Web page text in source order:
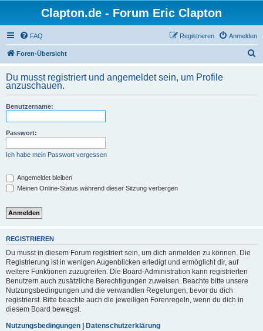
Clapton.de - Forum Eric Clapton
FAQ Anmelden
Registrieren
Foren-Übersicht
h
Du musst registriert und angemeldet sein, um Profile
anzuschauen.
Benutzername:
Passwort:
Ich habe mein Passwort vergessen
Angemeldet bleiben
Meinen Online-Status während dieser Sitzung verbergen
REGISTRIEREN
Du musst in diesem Forum registriert sein, um dich anmelden zu können. Die
Registrierung ist in wenigen Augenblicken erledigt und ermöglicht dir, auf
weitere Funktionen zuzugreifen. Die Board-Administration kann registrierten
Benutzern auch zusätzliche Berechtigungen zuweisen. Beachte bitte unsere
Nutzungsbedingungen und die verwandten Regelungen, bevor du dich
registrierst. Bitte beachte auch die jeweiligen Forenregeln, wenn du dich in
diesem Board bewegst.
Nutzungsbedingungen | Datenschutzerklärung